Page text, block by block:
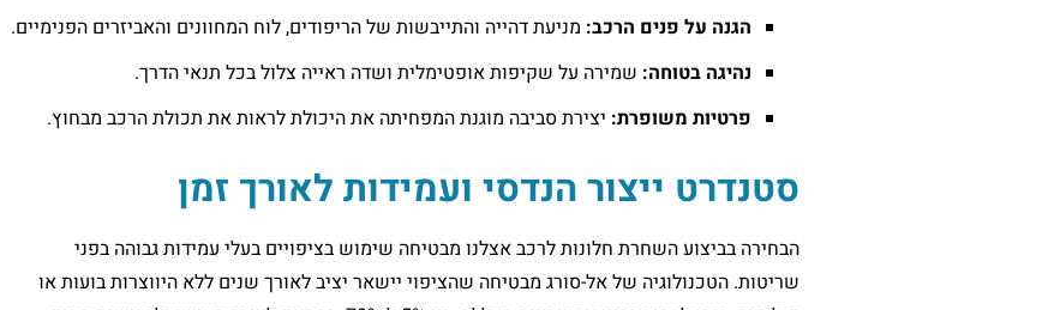
הגנה על פנים הרכב: מניעת דהייה והתייבשות של הריפודים, לוח המחוונים והאביזרים הפנימיים.
נהיגה בטוחה: שמירה על שקיפות אופטימלית ושדה ראייה צלול בכל תנאי הדרך.
פרטיות משופרת: יצירת סביבה מוגנת המפחיתה את היכולת לראות את תכולת הרכב מבחוץ.
סטנדרט ייצור הנדסי ועמידות לאורך זמן
הבחירה בביצוע השחרת חלונות לרכב אצלנו מבטיחה שימוש בציפויים בעלי עמידות גבוהה בפני
שריטות. הטכנולוגיה של אל-סורג מבטיחה שהציפוי יישאר יציב לאורך שנים ללא היווצרות בועות או